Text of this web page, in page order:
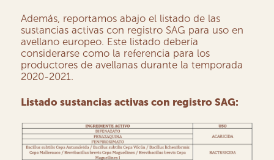
Además, reportamos abajo el listado de las
sustancias activas con registro SAG para uso en
avellano europeo. Este listado debería
considerarse como la referencia para los
productores de avellanas durante la temporada
2020-2021.
Listado sustancias activas con registro SAG: